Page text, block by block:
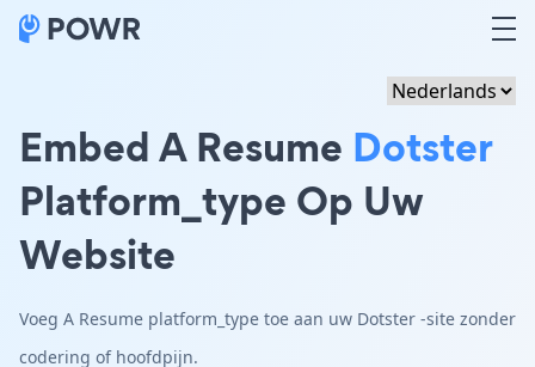
Embed A Resume Dotster
Platform_type Op Uw
Website
Voeg A Resume platform_type toe aan uw Dotster -site zonder
codering of hoofdpijn.